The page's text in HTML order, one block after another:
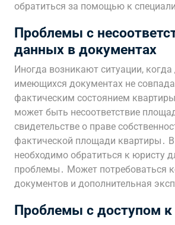
обратиться за помощью к
Проблемы с
данных в документах
Иногда возникают ситуации,
имеющихся документах не
фактическим состоянием
может быть несоответствие
свидетельстве о праве
фактической площади квартиры․ В
необходимо обратиться к юристу
проблемы․ Может потребоваться
документов и дополнительная
Проблемы с доступом к